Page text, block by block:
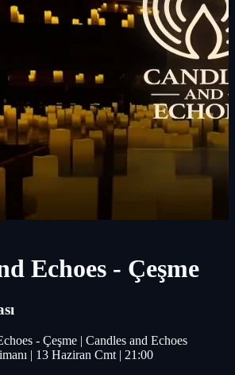
Echoes - Çeşme
- Çeşme | Candles and Echoes
| 13 Haziran Cmt | 21:00